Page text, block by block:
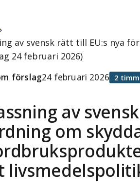
av svensk rätt till EU:s nya
24 februari 2026)
av
om
förslag24 februari 2026 2